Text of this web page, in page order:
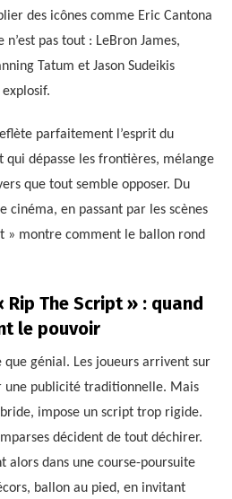
des icônes comme Eric Cantona
pas tout : LeBron James,
Tatum et Jason Sudeikis
parfaitement l’esprit du
dépasse les frontières, mélange
que tout semble opposer. Du
cinéma, en passant par les scènes
» montre comment le ballon rond
Rip The Script » : quand
le pouvoir
que génial. Les joueurs arrivent sur
une publicité traditionnelle. Mais
impose un script trop rigide.
décident de tout déchirer.
alors dans une course-poursuite
ballon au pied, en invitant